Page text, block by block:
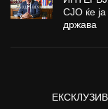
СЈО ќе
држава